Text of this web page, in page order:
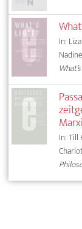
In:
In: Till